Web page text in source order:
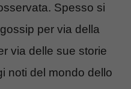
Spesso si
per via della
via delle sue storie
noti del mondo dello